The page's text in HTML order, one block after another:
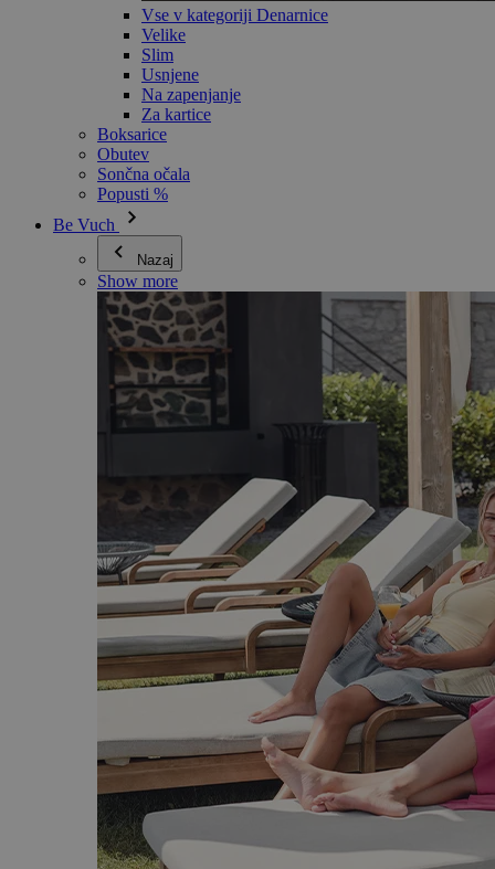
Vse v kategoriji Denarnice
Velike
Slim
Usnjene
Na zapenjanje
Za kartice
Boksarice
Obutev
Sončna očala
Popusti %
Be Vuch
Nazaj
Show more